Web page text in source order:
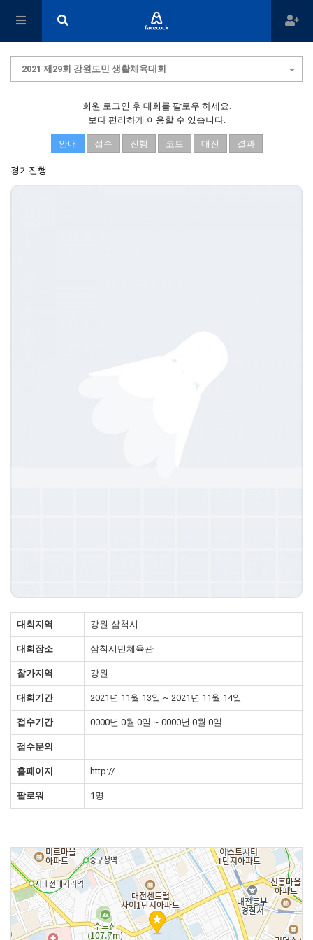
2021 제29회 강원도민 생활체육대회
회원 로그인 후 대회를 팔로우 하세요.
보다 편리하게 이용할 수 있습니다.
안내 접수 진행 코트 대진 결과
경기진행
대회지역 강원-삼척시
대회장소 삼척시민체육관
참가지역 강원
대회기간 2021년 11월 13일 ~ 2021년 11월 14일
접수기간 0000년 0월 0일 ~ 0000년 0월 0일
접수문의
홈페이지 http://
팔로워 1명